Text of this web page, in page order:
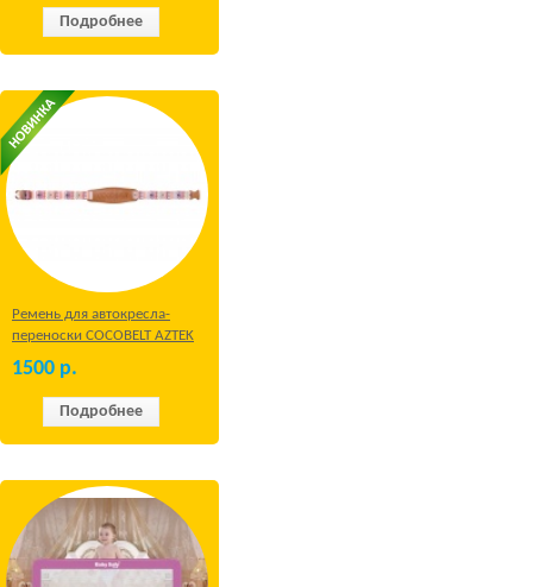
Подробнее
Ремень для автокресла-
переноски COCOBELT AZTEK
1500 р.
Подробнее